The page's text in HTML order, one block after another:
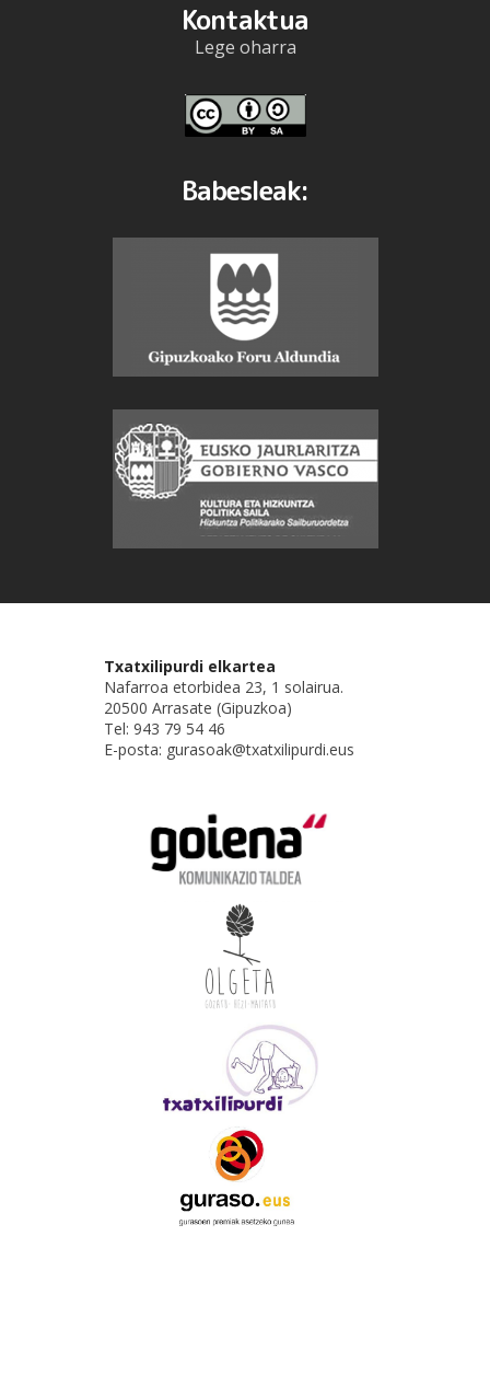
Kontaktua
Lege oharra
Babesleak:
Txatxilipurdi elkartea
Nafarroa etorbidea 23, 1 solairua.
20500 Arrasate (Gipuzkoa)
Tel: 943 79 54 46
E-posta: gurasoak@txatxilipurdi.eus